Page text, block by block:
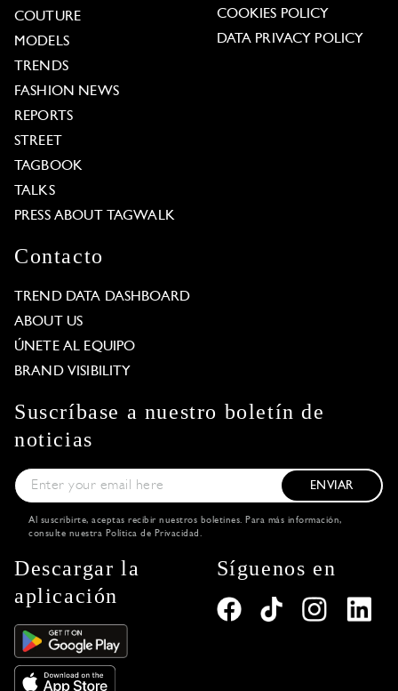
COUTURE
MODELS
TRENDS
FASHION NEWS
REPORTS
STREET
TAGBOOK
TALKS
PRESS ABOUT TAGWALK
COOKIES POLICY
DATA PRIVACY POLICY
Contacto
TREND DATA DASHBOARD
ABOUT US
ÚNETE AL EQUIPO
BRAND VISIBILITY
Suscríbase a nuestro boletín de
noticias
ENVIAR
Al suscribirte, aceptas recibir nuestros boletines. Para más información,
consulte nuestra Política de Privacidad .
Descargar la
aplicación
Síguenos en